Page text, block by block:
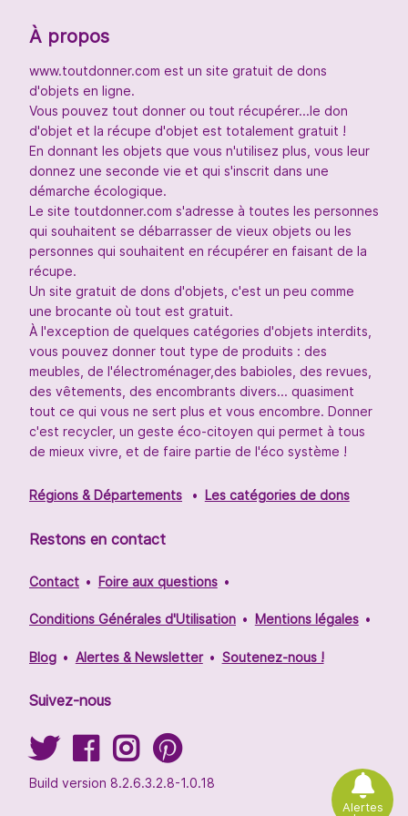
Alertes
À propos
www.toutdonner.com est un site gratuit de dons
d'objets en ligne.
Vous pouvez tout donner ou tout récupérer...le don
d'objet et la récupe d'objet est totalement gratuit !
En donnant les objets que vous n'utilisez plus, vous leur
donnez une seconde vie et qui s'inscrit dans une
démarche écologique.
Le site toutdonner.com s'adresse à toutes les personnes
qui souhaitent se débarrasser de vieux objets ou les
personnes qui souhaitent en récupérer en faisant de la
récupe.
Un site gratuit de dons d'objets, c'est un peu comme
une brocante où tout est gratuit.
À l'exception de quelques catégories d'objets interdits,
vous pouvez donner tout type de produits : des
meubles, de l'électroménager,des babioles, des revues,
des vêtements, des encombrants divers... quasiment
tout ce qui vous ne sert plus et vous encombre. Donner
c'est recycler, un geste éco-citoyen qui permet à tous
de mieux vivre, et de faire partie de l'éco système !
Régions & Départements Les catégories de dons
Restons en contact
Contact Foire aux questions
Conditions Générales d'Utilisation Mentions légales
Blog Alertes & Newsletter Soutenez-nous !
Suivez-nous
Build version 8.2.6.3.2.8-1.0.18